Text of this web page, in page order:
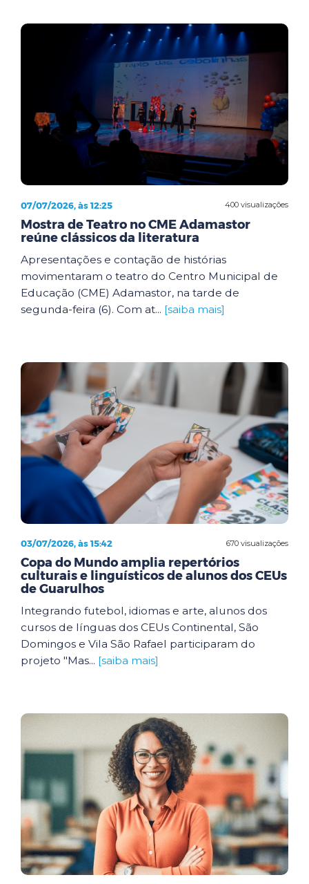
400 visualizações
07/07/2026, às 12:25
Mostra de Teatro no CME Adamastor
reúne clássicos da literatura
Apresentações e contação de histórias
movimentaram o teatro do Centro Municipal de
Educação (CME) Adamastor, na tarde de
segunda-feira (6). Com at... [saiba mais]
670 visualizações
03/07/2026, às 15:42
Copa do Mundo amplia repertórios
culturais e linguísticos de alunos dos CEUs
de Guarulhos
Integrando futebol, idiomas e arte, alunos dos
cursos de línguas dos CEUs Continental, São
Domingos e Vila São Rafael participaram do
projeto "Mas... [saiba mais]